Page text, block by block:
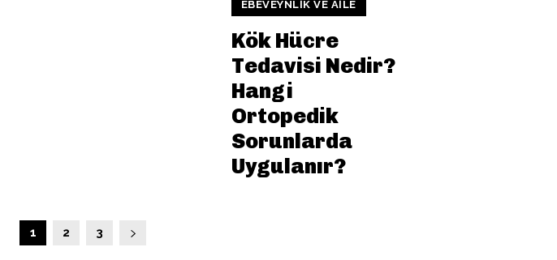
EBEVEYNLIK VE AILE
Kök Hücre
Tedavisi Nedir?
Hangi
Ortopedik
Sorunlarda
Uygulanır?
1 2 3